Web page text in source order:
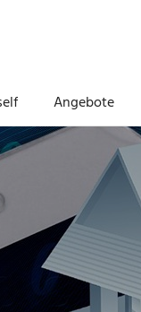
Angebote